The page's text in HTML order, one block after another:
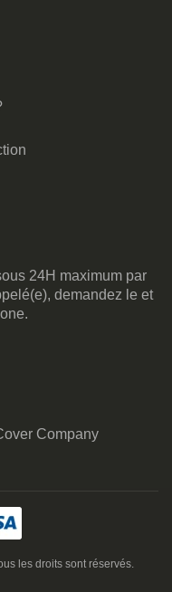
24H maximum par
demandez le et
Company
les droits sont réservés.